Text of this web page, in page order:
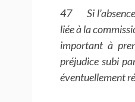
47 Si l’absence
liée à la
important à
préjudice subi
éventuellement